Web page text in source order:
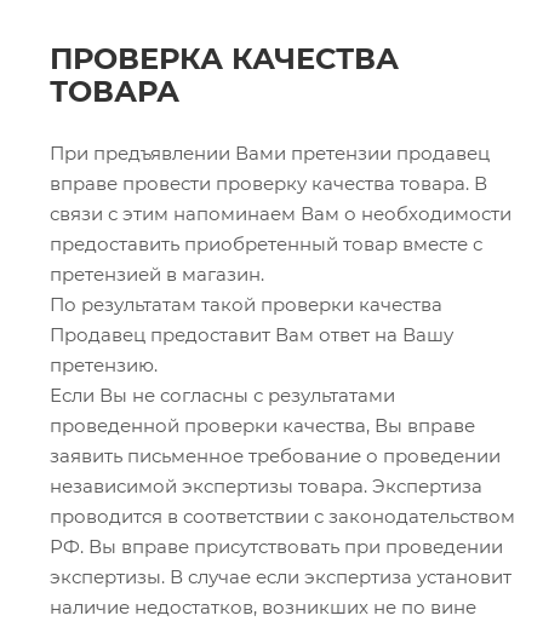
ПРОВЕРКА КАЧЕСТВА
ТОВАРА
При предъявлении Вами претензии продавец
вправе провести проверку качества товара. В
связи с этим напоминаем Вам о необходимости
предоставить приобретенный товар вместе с
претензией в магазин.
По результатам такой проверки качества
Продавец предоставит Вам ответ на Вашу
претензию.
Если Вы не согласны с результатами
проведенной проверки качества, Вы вправе
заявить письменное требование о проведении
независимой экспертизы товара. Экспертиза
проводится в соответствии с законодательством
РФ. Вы вправе присутствовать при проведении
экспертизы. В случае если экспертиза установит
наличие недостатков, возникших не по вине